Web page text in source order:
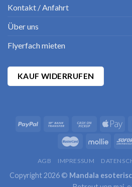
Kontakt / Anfahrt
Über uns
Flyerfach mieten
KAUF WIDERRUFEN
AGB IMPRESSUM
Copyright 2026 © Mandala